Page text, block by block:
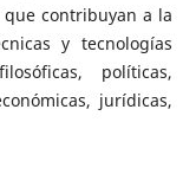
contribuyan a la
y tecnologías
políticas,
jurídicas,